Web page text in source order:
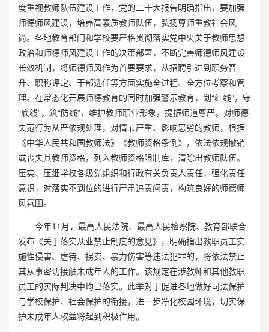
度重视教师队伍建设工作，党的二十大报告明确指出，要加强
师德师风建设，培养高素质教师队伍，弘扬尊师重教社会风
尚。各地教育部门和学校要严格贯彻落实党中央关于教师思想
政治和师德师风建设工作的决策部署，不断完善师德师风建设
长效机制，将师德师风作为首要要求，从招聘引进到职务晋
升、职称评定、干部选任等方面实施全过程、全方位考察和管
理。在常态化开展师德教育的同时加强警示教育，划“红线”，守
“底线”，筑“防线”，维护教师职业形象，提振师道尊严。对师德
失范行为从严依规处理，对情节严重、影响恶劣的教师，根据
《中华人民共和国教师法》《教师资格条例》，依法依规撤销
或丧失其教师资格，列入教师资格限制库，清除出教师队伍。
压实、压细学校各级党组织和行政有关负责人责任，强化责任
意识，对落实不到位的进行严肃追责问责，构筑良好的师德师
风氛围。
今年11月，最高人民法院、最高人民检察院、教育部联合
发布《关于落实从业禁止制度的意见》，明确指出教职员工实
施性侵害、虐待、拐卖、暴力伤害等违法犯罪的，将依法禁止
其从事密切接触未成年人的工作。该规定在涉教师和其他教职
员工的实际判决中均已落实。此举对于促进各地做好司法保护
与学校保护、社会保护的衔接，进一步净化校园环境，切实保
护未成年人权益将起到积极作用。